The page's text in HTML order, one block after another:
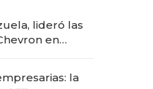
lideró las
en
la